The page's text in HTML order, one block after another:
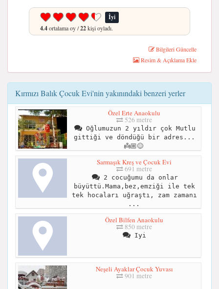
İyi
4.4ortalama oy /22kişi oyladı.
Bilgileri Güncelle
Resim & Açıklama Ekle
Kırmızı Balık Çocuk Evi'nin yakınındaki benzeri yerler
Özel Erte Anaokulu
526 metre
Oğlumuzun 2 yıldır çok Mutlu
gittiği ve döndüğü bir adres...
👼🏼😊
Sarmaşık Kreş ve Çocuk Evi
691 metre
2 cocuğumu da onlar
büyüttü.Mama,bez,emziği ile tek
tek hocaları uğraştı, zam zamanı
...
Özel Bilfen Anaokulu
850 metre
Iyi
Neşeli Ayaklar Çocuk Yuvası
901 metre